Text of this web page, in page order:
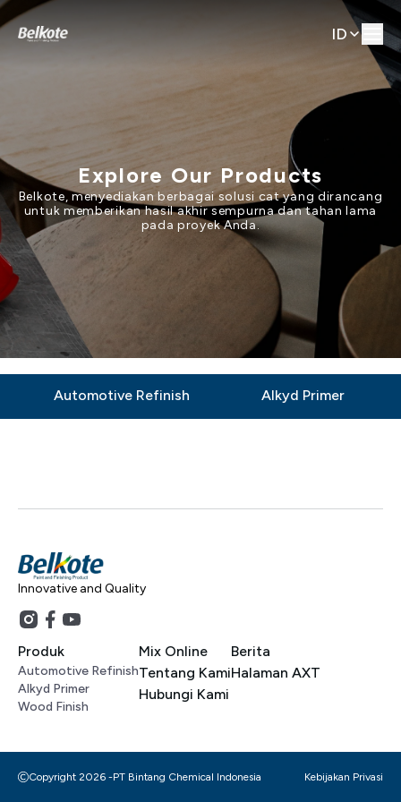
ID
Explore Our Products
Belkote, menyediakan berbagai solusi cat yang dirancang
untuk memberikan hasil akhir sempurna dan tahan lama
pada proyek Anda.
Automotive Refinish Alkyd Primer
Innovative and Quality
Produk
Automotive Refinish
Alkyd Primer
Wood Finish
Mix Online
Tentang Kami
Hubungi Kami
Berita
Halaman AXT
Copyright 2026 -PT Bintang Chemical Indonesia Kebijakan Privasi